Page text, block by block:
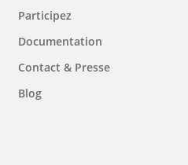
Participez
Documentation
Contact & Presse
Blog